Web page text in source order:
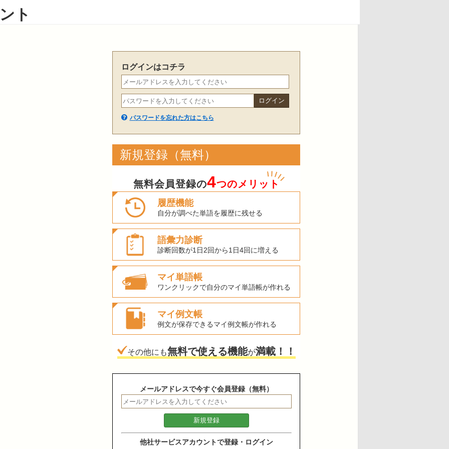
ト
ログインはコチラ
パスワードを忘れた方はこちら
新規登録（無料）
無料会員登録の4つのメリット
履歴機能
自分が調べた単語を履歴に残せる
語彙力診断
診断回数が1日2回から1日4回に増える
マイ単語帳
ワンクリックで自分のマイ単語帳が作れる
マイ例文帳
例文が保存できるマイ例文帳が作れる
その他にも無料で使える機能が満載！！
メールアドレスで今すぐ会員登録（無料）
他社サービスアカウントで登録・ログイン